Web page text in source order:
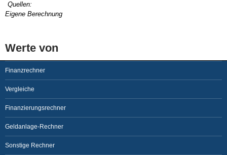
Quellen:
Eigene Berechnung
Werte von
Finanzrechner
Vergleiche
Finanzierungsrechner
Geldanlage-Rechner
Sonstige Rechner